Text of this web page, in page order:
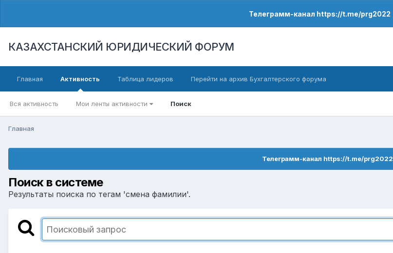
Телеграмм-канал https://t.me/prg2022
КАЗАХСТАНСКИЙ ЮРИДИЧЕСКИЙ ФОРУМ
Главная Активность
Вся активность Мои ленты активности Поиск
Таблица лидеров Перейти на архив Бухгалтерского форума
Главная
Телеграмм-канал https://t.me/prg2022
Поиск в системе
Результаты поиска по тегам 'смена фамилии'.